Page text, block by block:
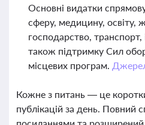
Основні видатки
сферу, медицину, освіту,
господарство, транспорт,
також підтримку Сил
місцевих програм.
Кожне з питань — це
публікацій за день. Повний